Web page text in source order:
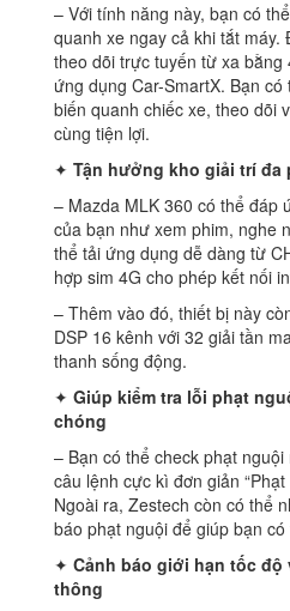
– Với tính năng này, bạn có
quanh xe ngay cả khi tắt
theo dõi trực tuyến từ xa
ứng dụng Car-SmartX. Bạn
biến quanh chiếc xe, theo dõi
cùng tiện lợi.
✦ Tận hưởng kho giải trí
– Mazda MLK 360 có thể đáp
của bạn như xem phim, nghe
thể tải ứng dụng dễ dàng từ
hợp sim 4G cho phép kết nối
– Thêm vào đó, thiết bị này
DSP 16 kênh với 32 giải tần
thanh sống động.
✦ Giúp kiểm tra lỗi phạt
chóng
– Bạn có thể check phạt
câu lệnh cực kì đơn giản
Ngoài ra, Zestech còn có thể
báo phạt nguội để giúp bạn
✦ Cảnh báo giới hạn tốc độ
thông